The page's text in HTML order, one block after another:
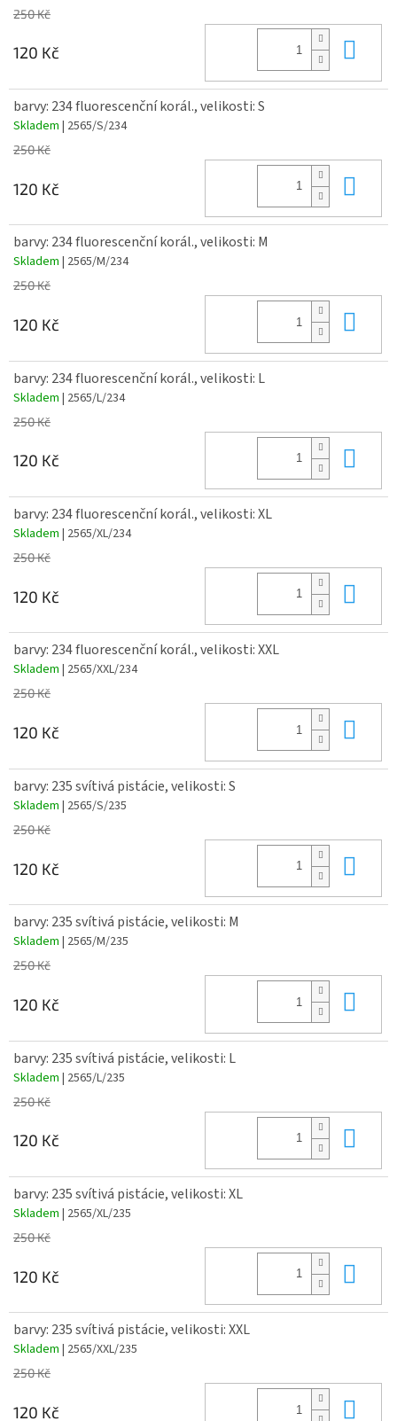
250 Kč
120 Kč
barvy: 234 fluorescenční korál., velikosti: S
Skladem | 2565/S/234
250 Kč
120 Kč
barvy: 234 fluorescenční korál., velikosti: M
Skladem | 2565/M/234
250 Kč
120 Kč
barvy: 234 fluorescenční korál., velikosti: L
Skladem | 2565/L/234
250 Kč
120 Kč
barvy: 234 fluorescenční korál., velikosti: XL
Skladem | 2565/XL/234
250 Kč
120 Kč
barvy: 234 fluorescenční korál., velikosti: XXL
Skladem | 2565/XXL/234
250 Kč
120 Kč
barvy: 235 svítivá pistácie, velikosti: S
Skladem | 2565/S/235
250 Kč
120 Kč
barvy: 235 svítivá pistácie, velikosti: M
Skladem | 2565/M/235
250 Kč
120 Kč
barvy: 235 svítivá pistácie, velikosti: L
Skladem | 2565/L/235
250 Kč
120 Kč
barvy: 235 svítivá pistácie, velikosti: XL
Skladem | 2565/XL/235
250 Kč
120 Kč
barvy: 235 svítivá pistácie, velikosti: XXL
Skladem | 2565/XXL/235
250 Kč
120 Kč